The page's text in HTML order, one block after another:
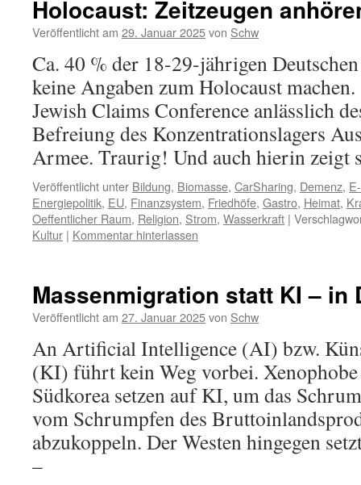
Holocaust: Zeitzeugen
Veröffentlicht am 29. Januar 2025von Schw
Ca. 40 % der 18-29-jährigen
keine Angaben zum Holocaust
Jewish Claims Conference anlässlich
Befreiung des Konzentrationslagers
Armee. Traurig! Und auch hierin
Veröffentlicht unter Bildung, Biomasse, CarSharing, Demenz,
Energiepolitik, EU, Finanzsystem, Friedhöfe, Gastro, Heimat,
Oeffentlicher Raum, Religion, Strom, Wasserkraft |
Kultur | Kommentar hinterlassen
Massenmigration statt KI – in
Veröffentlicht am 27. Januar 2025von Schw
An Artificial Intelligence (AI) bzw.
(KI) führt kein Weg vorbei.
Südkorea setzen auf KI, um das
vom Schrumpfen des
abzukoppeln. Der Westen hingegen
–